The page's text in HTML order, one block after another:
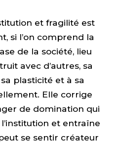
et fragilité est
si l’on comprend la
de la société, lieu
avec d’autres, sa
plasticité et à sa
Elle corrige
de domination qui
et entraîne
se sentir créateur